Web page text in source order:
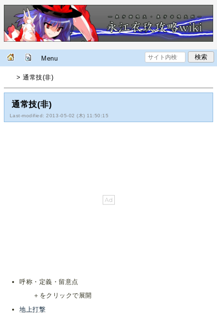
Menu
> 通常技(非)
通常技(非)
Last-modified: 2013-05-02 (木) 11:50:15
呼称・定義・留意点
＋をクリックで展開
地上打撃